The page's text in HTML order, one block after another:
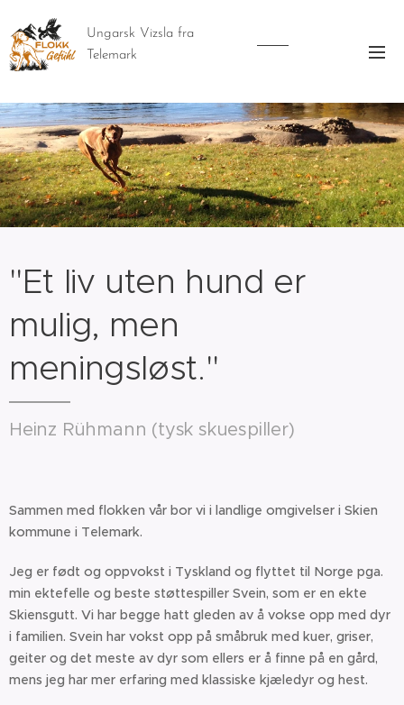
Ungarsk Vizsla fra
Telemark
"Et liv uten hund er
mulig, men
meningsløst."
Heinz Rühmann (tysk skuespiller)
Sammen med flokken vår bor vi i landlige omgivelser i Skien
kommune i Telemark.
Jeg er født og oppvokst i Tyskland og flyttet til Norge pga.
min ektefelle og beste støttespiller Svein, som er en ekte
Skiensgutt. Vi har begge hatt gleden av å vokse opp med dyr
i familien. Svein har vokst opp på småbruk med kuer, griser,
geiter og det meste av dyr som ellers er å finne på en gård,
mens jeg har mer erfaring med klassiske kjæledyr og hest.